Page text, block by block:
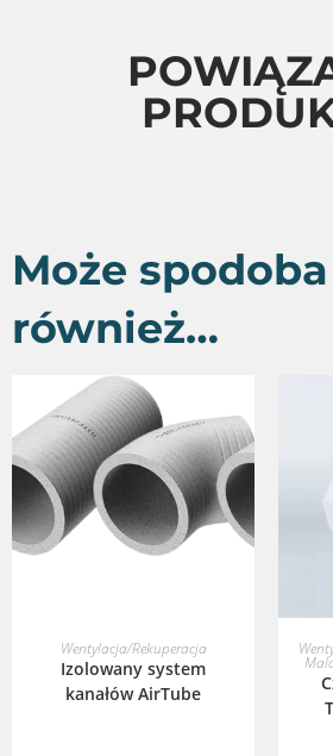
Może
również…
DOWIEDZ SIĘ WIĘCEJ
Wentylacja/Rekuperacja
Izolowany system
kanałów AirTube